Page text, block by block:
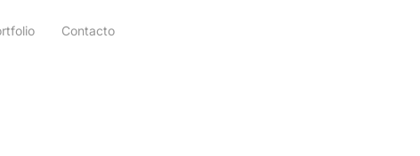
Contacto